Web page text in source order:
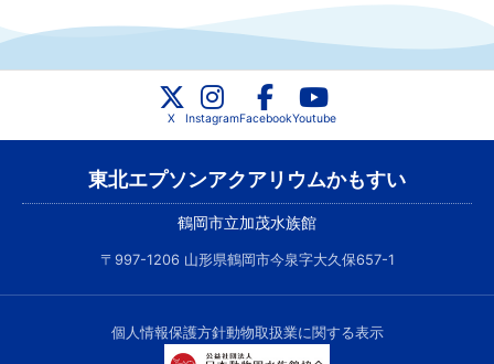
X InstagramFacebookYoutube
東北エプソンアクアリウムかもすい
鶴岡市立加茂水族館
〒997-1206 山形県鶴岡市今泉字大久保657-1
個人情報保護方針動物取扱業に関する表示